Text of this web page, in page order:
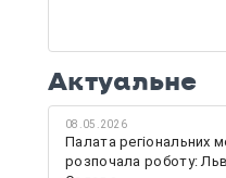
Актуальне
08.05.2026
Палата регіональних
розпочала роботу: